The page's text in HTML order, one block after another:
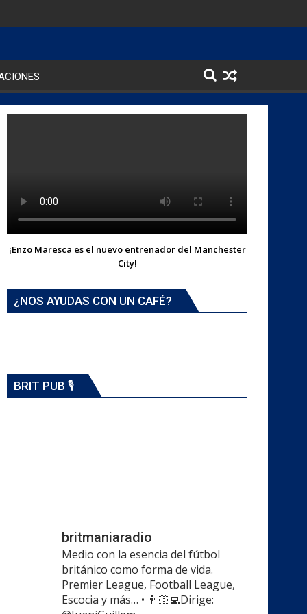
¡Enzo Maresca es el nuevo entrenador del Manchester
City!
¿NOS AYUDAS CON UN CAFÉ?
BRIT PUB 🎙️
britmaniaradio
Medio con la esencia del fútbol
británico como forma de vida.
Premier League, Football League,
Escocia y más… • 👨🏻‍💻Dirige: